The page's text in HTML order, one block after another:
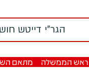
הגר"י דייטש
ראש הממשלה מתאם